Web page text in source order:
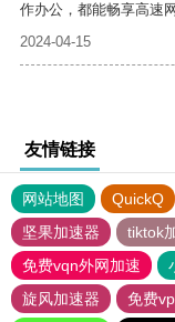
作办公，都能畅享高速
2024-04-15
友情链接
网站地图 QuickQ
坚果加速器
tiktok
免费vqn外网加速
旋风加速器
免费